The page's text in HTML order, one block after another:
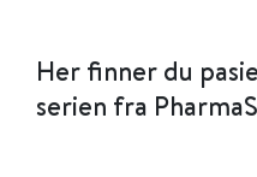
Her finner du
serien fra